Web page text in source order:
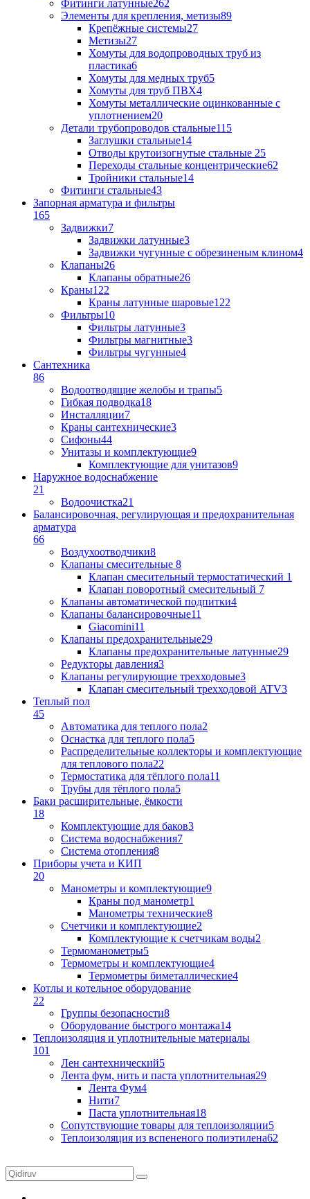
Фитинги латунные262
Элементы для крепления, метизы89
Крепёжные системы27
Метизы27
Хомуты для водопроводных труб из
пластика6
Хомуты для медных труб5
Хомуты для труб ПВХ4
Хомуты металлические оцинкованные с
уплотнением20
Детали трубопроводов стальные115
Заглушки стальные14
Отводы крутоизогнутые стальные 25
Переходы стальные концентрические62
Тройники стальные14
Фитинги стальные43
Запорная арматура и фильтры
165
Задвижки7
Задвижки латунные3
Задвижки чугунные с обрезиненым клином4
Клапаны26
Клапаны обратные26
Краны122
Краны латунные шаровые122
Фильтры10
Фильтры латунные3
Фильтры магнитные3
Фильтры чугунные4
Сантехника
86
Водоотводящие желобы и трапы5
Гибкая подводка18
Инсталляции7
Краны сантехнические3
Сифоны44
Унитазы и комплектующие9
Комплектующие для унитазов9
Наружное водоснабжение
21
Водоочистка21
Балансировочная, регулирующая и предохранительная
арматура
66
Воздухоотводчики8
Клапаны cмесительные 8
Клапан cмесительный термостатический 1
Клапан поворотный cмесительный 7
Клапаны автоматической подпитки4
Клапаны балансировочные11
Giacomini11
Клапаны предохранительные29
Клапаны предохранительные латунные29
Редукторы давления3
Клапаны регулирующие трехходовые3
Клапан смесительный трехходовой ATV3
Теплый пол
45
Автоматика для теплого пола2
Оснастка для теплого пола5
Распределительные коллекторы и комплектующие
для теплового пола22
Термостатика для тёплого пола11
Трубы для тёплого пола5
Баки расширительные, ёмкости
18
Комплектующие для баков3
Система водоснабжения7
Система отопления8
Приборы учета и КИП
20
Манометры и комплектующие9
Краны под манометр1
Манометры технические8
Счетчики и комплектующие2
Комплектующие к счетчикам воды2
Термоманометры5
Термометры и комплектующие4
Термометры биметаллические4
Котлы и котельное оборудование
22
Группы безопасности8
Оборудование быстрого монтажа14
Теплоизоляция и уплотнительные материалы
101
Лен сантехнический5
Лента фум, нить и паста уплотнительная29
Лента Фум4
Нити7
Паста уплотнительная18
Сопутствующие товары для теплоизоляции5
Теплоизоляция из вспененого полиэтилена62